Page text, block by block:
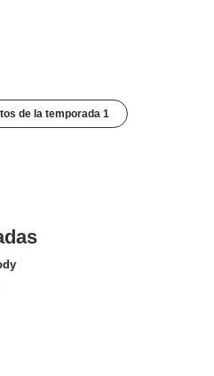
de la temporada 1